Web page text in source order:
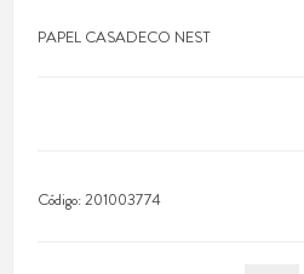
PAPEL CASADECO NEST
Código:201003774